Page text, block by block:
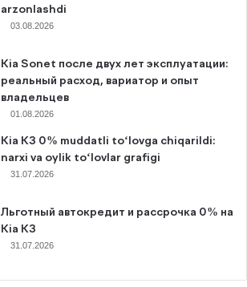
arzonlashdi
03.08.2026
Kia Sonet после двух лет эксплуатации:
реальный расход, вариатор и опыт
владельцев
01.08.2026
Kia K3 0% muddatli to‘lovga chiqarildi:
narxi va oylik to‘lovlar grafigi
31.07.2026
Льготный автокредит и рассрочка 0% на
Kia K3
31.07.2026